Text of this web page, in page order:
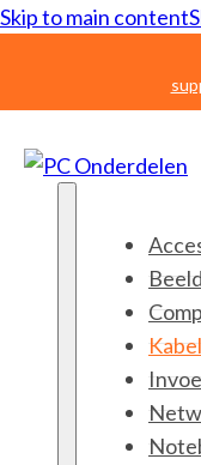
Skip to main content